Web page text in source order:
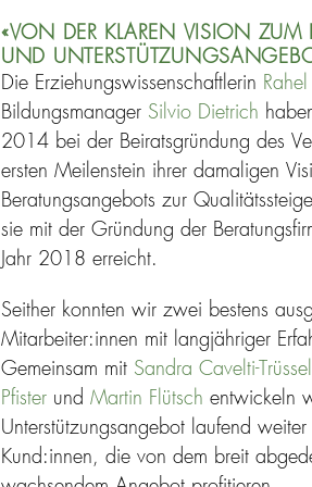
«VON DER KLAREN VISION ZUM
UND
Die Erziehungswissenschaftlerin
Bildungsmanager Silvio Dietrich
2014 bei der Beiratsgründung des
ersten Meilenstein ihrer damaligen
Beratungsangebots zur
sie mit der Gründung der
Jahr 2018 erreicht.
Seither konnten wir zwei bestens
Mitarbeiter:innen mit langjähriger
Gemeinsam mit Sandra Cavelti-
Pfister und Martin Flütsch entwickeln
Unterstützungsangebot laufend
Kund:innen, die von dem breit